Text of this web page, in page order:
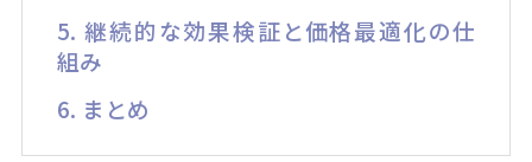
5. 継続的な効果検証と価格最適化の仕
組み
6. まとめ